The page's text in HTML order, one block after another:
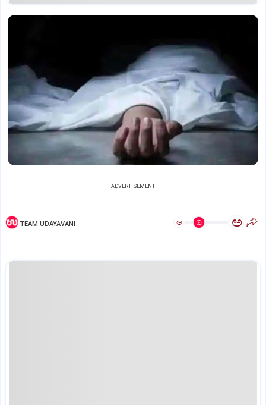
ADVERTISEMENT
TEAM UDAYAVANI ಅ ಅ